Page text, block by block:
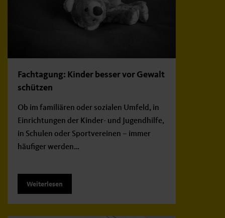
Fachtagung: Kinder besser vor Gewalt
schützen
Ob im familiären oder sozialen Umfeld, in
Einrichtungen der Kinder- und Jugendhilfe,
in Schulen oder Sportvereinen – immer
häufiger werden…
Weiterlesen